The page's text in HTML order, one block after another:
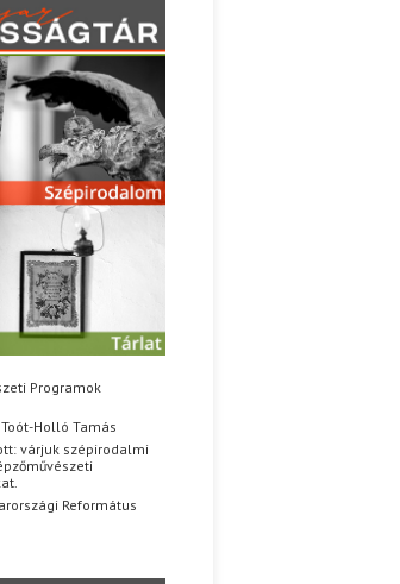
Programok
Holló Tamás
várjuk szépirodalmi
Református